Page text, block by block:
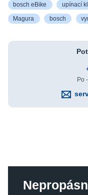
bosch eBike upínací
Magura bosch
Po